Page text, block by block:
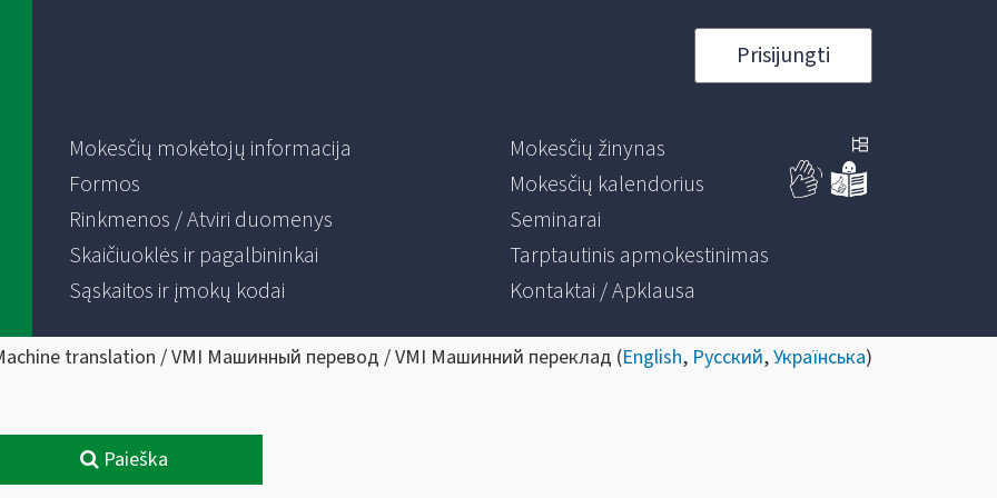
Prisijungti
Mokesčių mokėtojų informacija
Formos
Rinkmenos / Atviri duomenys
Skaičiuoklės ir pagalbininkai
Sąskaitos ir įmokų kodai
Mokesčių žinynas
Mokesčių kalendorius
Seminarai
Tarptautinis apmokestinimas
Kontaktai / Apklausa
translation / VMI Машинный перевод / VMI Машинний переклад (English, Русский,Українська)
Paieška